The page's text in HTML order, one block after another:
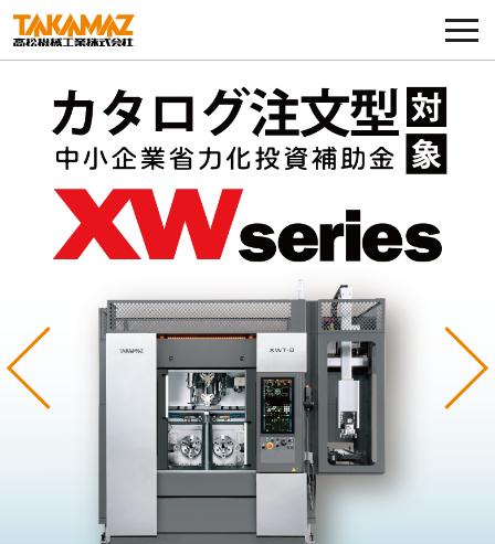
各種お問い合わせ・部品注文
採用に関してはこちらから
企業情報
展示会・イベント
コラム
製品ラインナップ
Previous